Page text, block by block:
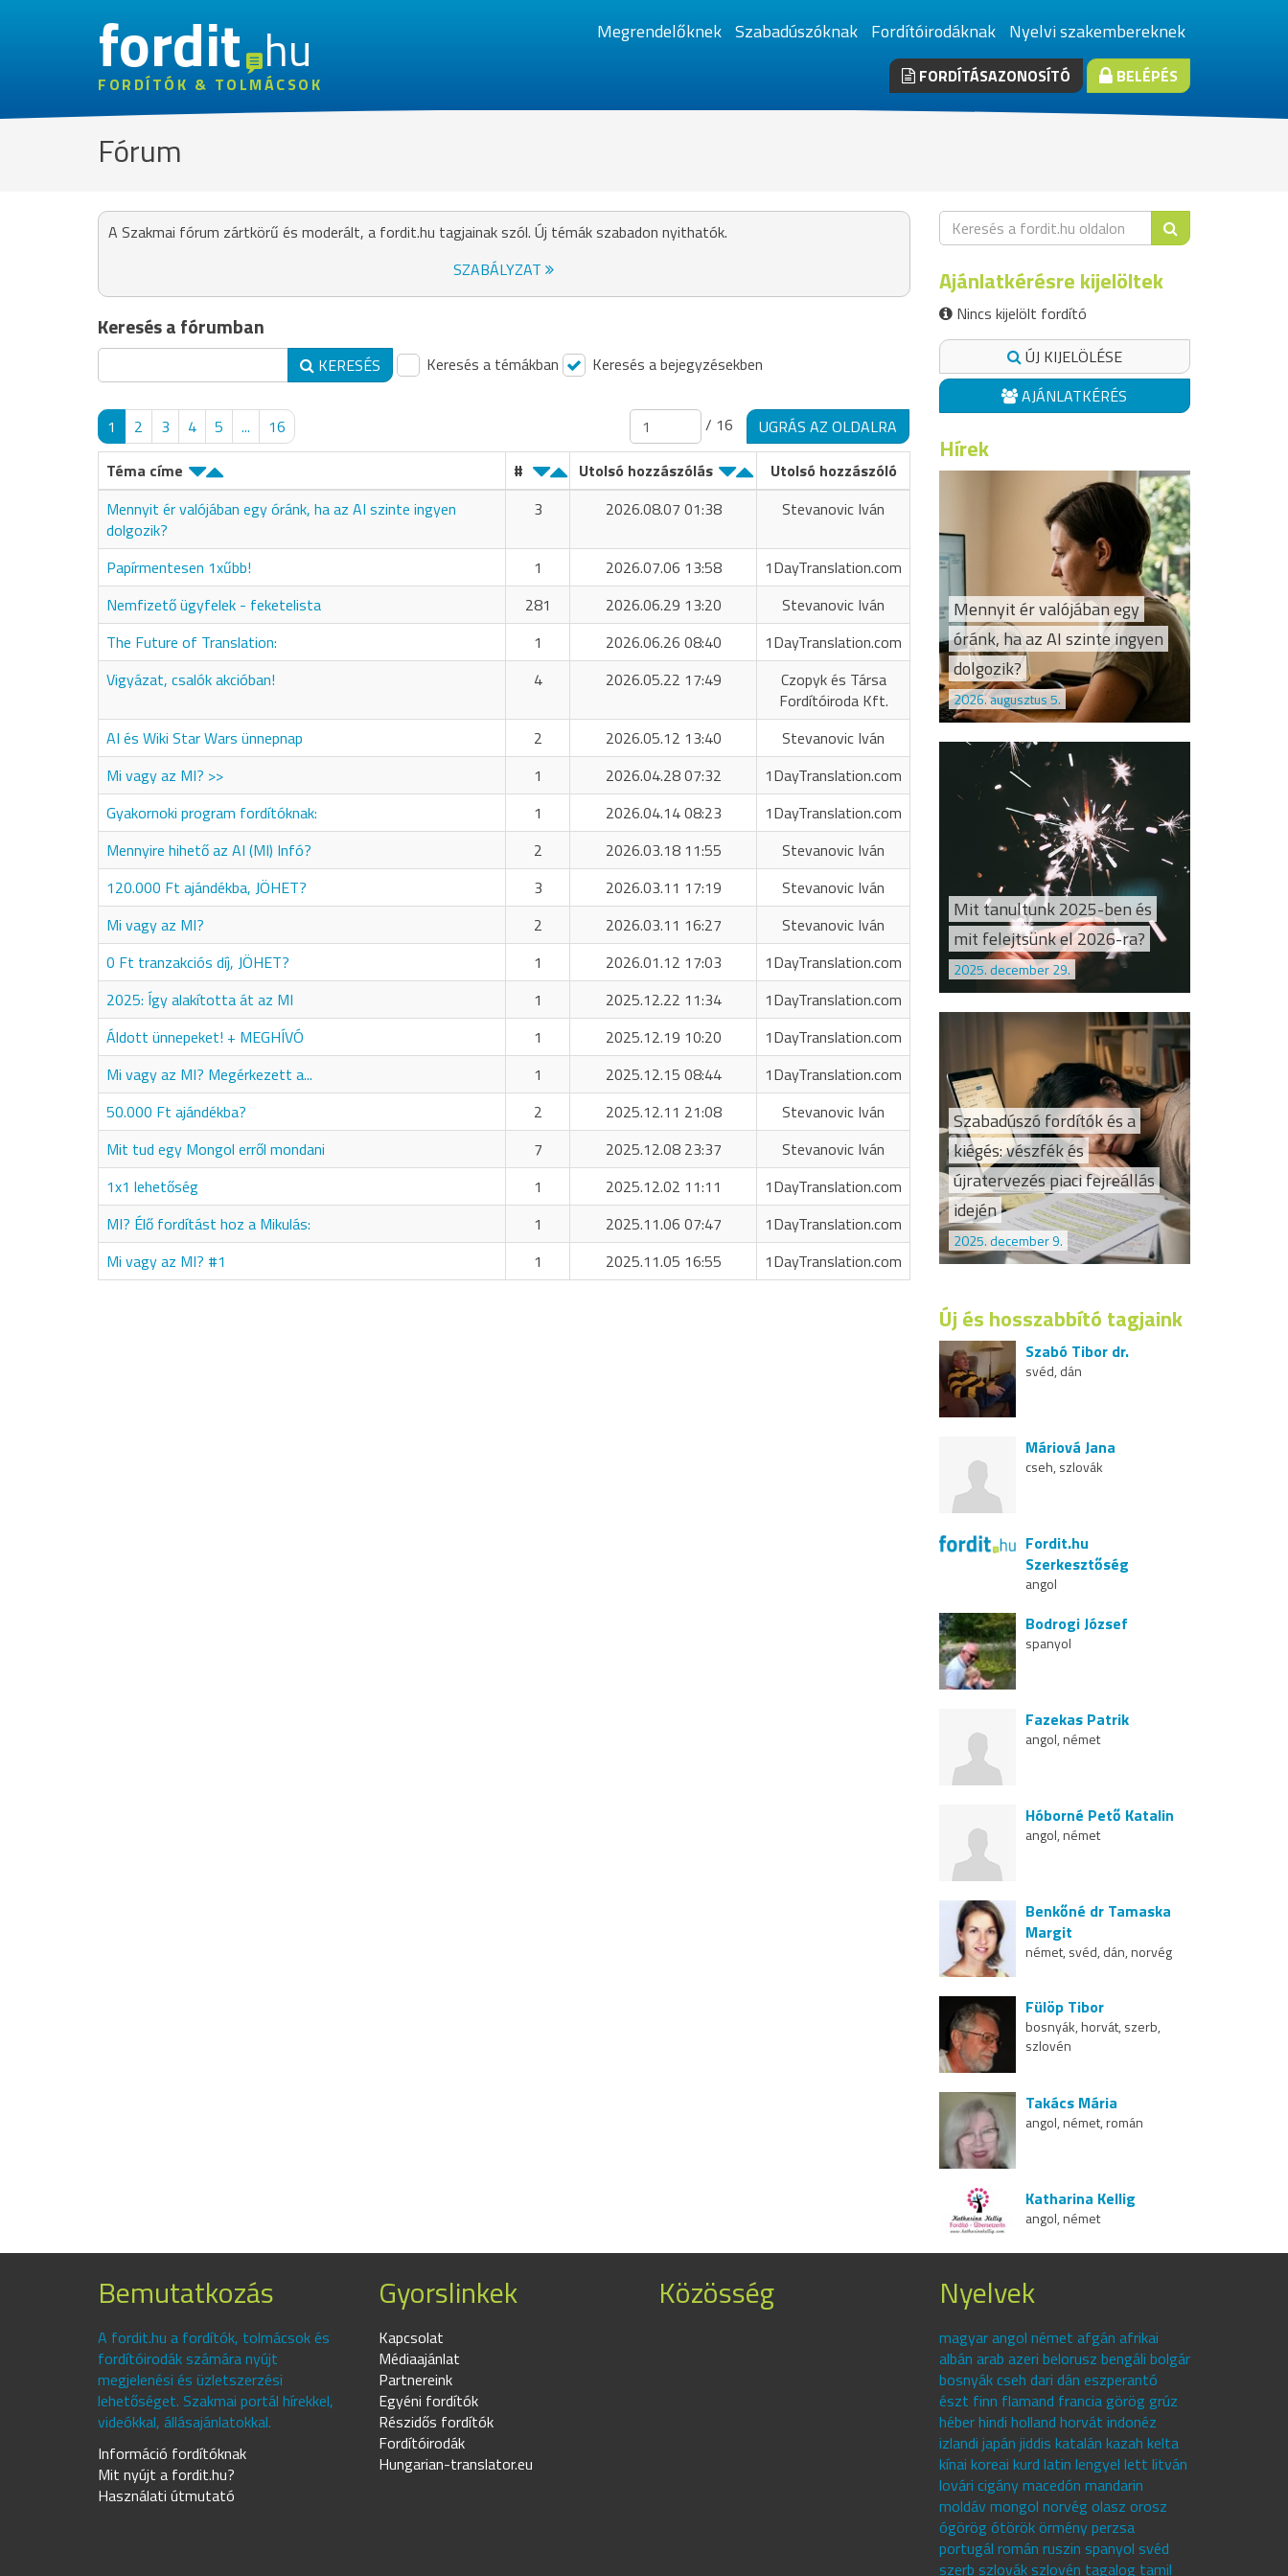
fordithu
FORDÍTÓK & TOLMÁCSOK
Megrendelőknek Szabadúszóknak Fordítóirodáknak Nyelvi szakembereknek
FORDÍTÁSAZONOSÍTÓ BELÉPÉS
Fórum
A Szakmai fórum zártkörű és moderált, a fordit.hu tagjainak szól. Új témák szabadon nyithatók.
SZABÁLYZAT
Keresés a fórumban
KERESÉS Keresés a témákban Keresés a bejegyzésekben
1 2 3 4 5 ... 16 / 16
UGRÁS AZ OLDALRA
Téma címe
# Utolsó hozzászólás
Utolsó hozzászóló
Mennyit ér valójában egy óránk, ha az AI szinte ingyen
dolgozik?
3 2026.08.07 01:38 Stevanovic Iván
Papírmentesen 1xűbb! 1 2026.07.06 13:58
1DayTranslation.com
Nemfizető ügyfelek - feketelista
281 2026.06.29 13:20
Stevanovic Iván
The Future of Translation:
1 2026.06.26 08:40
1DayTranslation.com
Vigyázat, csalók akcióban!
4 2026.05.22 17:49
Czopyk és Társa
Fordítóiroda Kft.
AI és Wiki Star Wars ünnepnap
2 2026.05.12 13:40
Stevanovic Iván
Mi vagy az MI? >>
1 2026.04.28 07:32
1DayTranslation.com
Gyakornoki program fordítóknak:
1 2026.04.14 08:23
1DayTranslation.com
Mennyire hihető az AI (MI) Infó?
2 2026.03.18 11:55
Stevanovic Iván
120.000 Ft ajándékba, JÖHET?
3 2026.03.11 17:19
Stevanovic Iván
Mi vagy az MI?
2 2026.03.11 16:27
Stevanovic Iván
0 Ft tranzakciós díj, JÖHET?
1 2026.01.12 17:03
1DayTranslation.com
2025: Így alakította át az MI
1 2025.12.22 11:34
1DayTranslation.com
Áldott ünnepeket! + MEGHÍVÓ
1 2025.12.19 10:20
1DayTranslation.com
Mi vagy az MI? Megérkezett a...
1 2025.12.15 08:44
1DayTranslation.com
50.000 Ft ajándékba?
2 2025.12.11 21:08
Stevanovic Iván
Mit tud egy Mongol erről mondani
7 2025.12.08 23:37
Stevanovic Iván
1x1 lehetőség
1 2025.12.02 11:11
1DayTranslation.com
MI? Élő fordítást hoz a Mikulás:
1 2025.11.06 07:47
1DayTranslation.com
Mi vagy az MI? #1
1 2025.11.05 16:55 1DayTranslation.com
Ajánlatkérésre kijelöltek
Nincs kijelölt fordító
ÚJ KIJELÖLÉSE
AJÁNLATKÉRÉS
Hírek
Mennyit ér valójában egy
óránk, ha az AI szinte ingyen
dolgozik?
2026. augusztus 5.
Mit tanultunk 2025-ben és
mit felejtsünk el 2026-ra?
2025. december 29.
Szabadúszó fordítók és a
kiégés: vészfék és
újratervezés piaci fejreállás
idején
2025. december 9.
Új és hosszabbító tagjaink
Szabó Tibor dr.
svéd, dán
Máriová Jana
cseh, szlovák
Fordit.hu
Szerkesztőség
angol
Bodrogi József
spanyol
Fazekas Patrik
angol, német
Hóborné Pető Katalin
angol, német
Benkőné dr Tamaska
Margit
német, svéd, dán, norvég
Fülöp Tibor
bosnyák, horvát, szerb,
szlovén
Takács Mária
angol, német, román
Katharina Kellig
angol, német
Bemutatkozás
A fordit.hu a fordítók, tolmácsok és
fordítóirodák számára nyújt
megjelenési és üzletszerzési
lehetőséget. Szakmai portál hírekkel,
videókkal, állásajánlatokkal.
Információ fordítóknak
Mit nyújt a fordit.hu?
Használati útmutató
Gyorslinkek
Kapcsolat
Médiaajánlat
Partnereink
Egyéni fordítók
Részidős fordítók
Fordítóirodák
Hungarian-translator.eu
Közösség Nyelvek
magyar angol német afgán afrikai
albán arab azeri belorusz bengáli bolgár
bosnyák cseh dari dán eszperantó
észt finn flamand francia görög grúz
héber hindi holland horvát indonéz
izlandi japán jiddis katalán kazah kelta
kínai koreai kurd latin lengyel lett litván
lovári cigány macedón mandarin
moldáv mongol norvég olasz orosz
ógörög ótörök örmény perzsa
portugál román ruszin spanyol svéd
szerb szlovák szlovén tagalog tamil